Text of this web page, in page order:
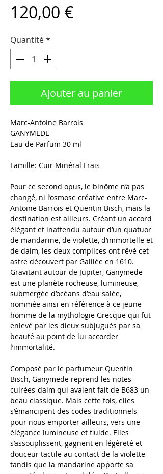
120,00 €
Quantité*
Ajouter au panier
Marc-Antoine Barrois
GANYMEDE
Eau de Parfum 30 ml
Famille: Cuir Minéral Frais
Pour ce second opus, le binôme n’a pas
changé, ni l’osmose créative entre Marc-
Antoine Barrois et Quentin Bisch, mais la
destination est ailleurs. Créant un accord
élégant et inattendu autour d’un quatuor
de mandarine, de violette, d’immortelle et
de daim, les deux complices ont rêvé cet
astre découvert par Galilée en 1610.
Gravitant autour de Jupiter, Ganymede
est une planète rocheuse, lumineuse,
submergée d’océans d’eau salée,
nommée ainsi en référence à ce jeune
homme de la mythologie Grecque qui fut
enlevé par les dieux subjugués par sa
beauté au point de lui accorder
l’immortalité.
Composé par le parfumeur Quentin
Bisch, Ganymede reprend les notes
cuirées-daim qui avaient fait de B683 un
beau classique. Mais cette fois, elles
s’émancipent des codes traditionnels
pour nous emporter ailleurs, vers une
élégance lumineuse et fluide. Elles
s’assouplissent, gagnent en légèreté et
douceur tactile au contact de la violette
tandis que la mandarine apporte sa